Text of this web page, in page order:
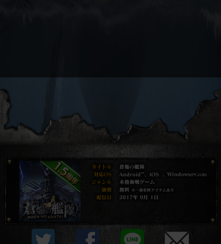
プライバシーポリシー
他社モジュール等について
資金決済法に基づく表示